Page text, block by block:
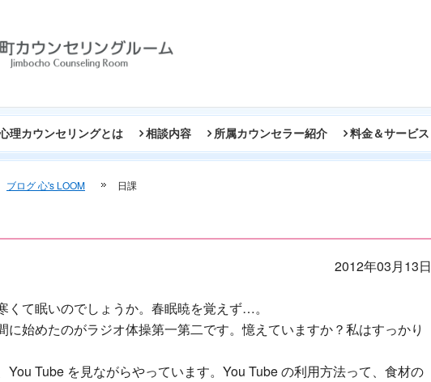
理カウンセリングとは 相談内容 所属カウンセラー紹介 料金＆サービス
ブログ 心's LOOM 日課
2012年03月13日
くて眠いのでしょうか。春眠暁を覚えず…。
に始めたのがラジオ体操第一第二です。憶えていますか？私はすっかり
You Tube を見ながらやっています。You Tube の利用方法って、食材の